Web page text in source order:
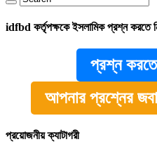
idfbd কর্তৃপক্ষকে ইসলামিক প্রশ্ন করতে
প্রশ্ন
আপনার প্রশ্নের
প্রয়োজনীয় ক্যাটাগরী